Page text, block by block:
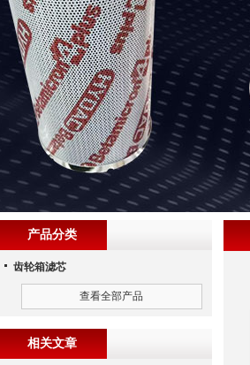
产品分类
齿轮箱滤芯
查看全部产品
相关文章